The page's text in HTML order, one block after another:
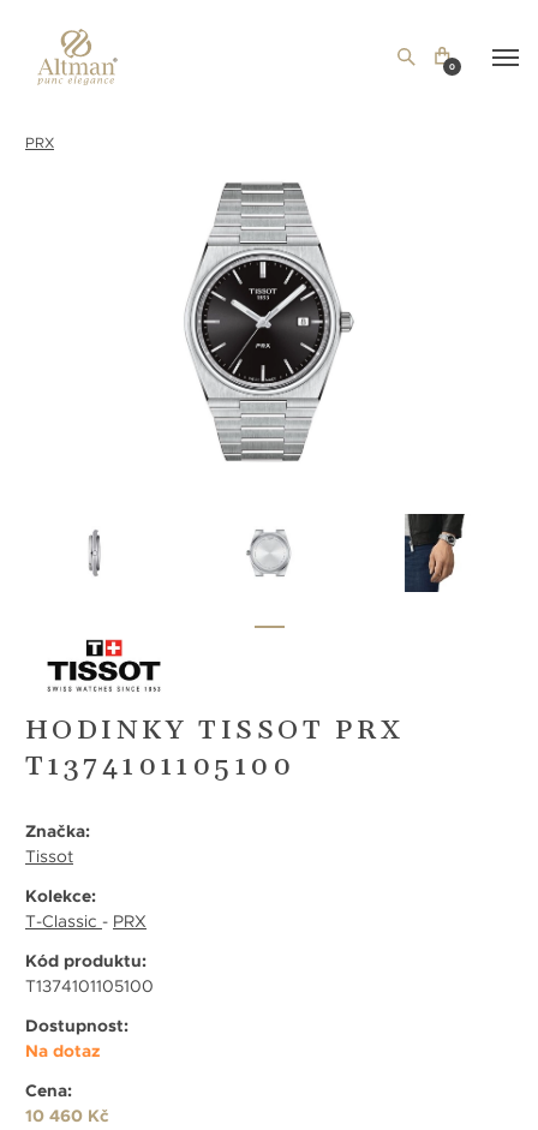
0
PRX
HODINKY TISSOT PRX
T1374101105100
Značka:
Tissot
Kolekce:
T-Classic - PRX
Kód produktu:
T1374101105100
Dostupnost:
Na dotaz
Cena:
10 460 Kč